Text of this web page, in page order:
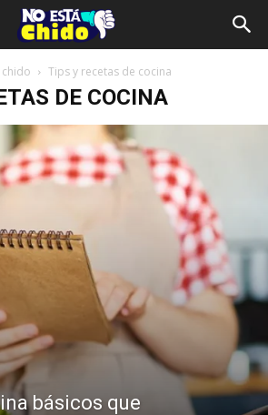
chido Tips y recetas de cocina
DE COCINA
básicos que